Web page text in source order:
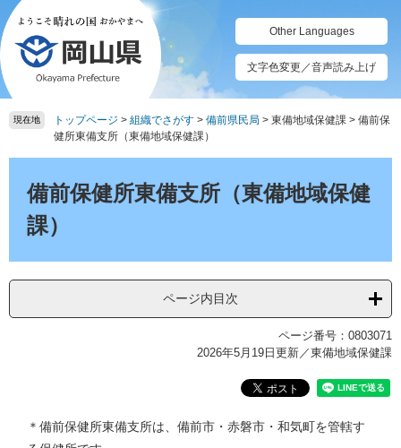
ペ
ー
ジ
の
先
頭
メ
ニ
ュ
ー
を
飛
て
Other Languages
文字色変更／音声読み上げ
現在地 トップページ > 組織でさがす > 備前県民局 > 東備地域保健課 > 備前保
健所東備支所（東備地域保健課）
備前保健所東備支所（東備地域保健
課）
ページ内目次
ページ番号：0803071
2026年5月19日更新／東備地域保健課
＊備前保健所東備支所は、備前市・赤磐市・和気町を管轄す